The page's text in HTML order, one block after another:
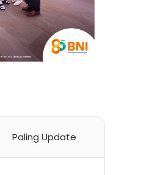
Paling Update